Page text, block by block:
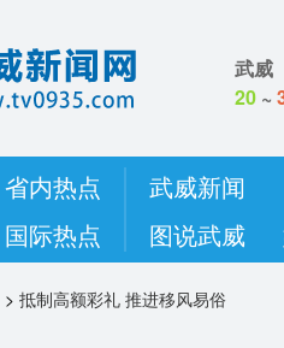
武威
20~
省内热点
国际热点
武威新闻
图说武威
> 抵制高额彩礼 推进移风易俗